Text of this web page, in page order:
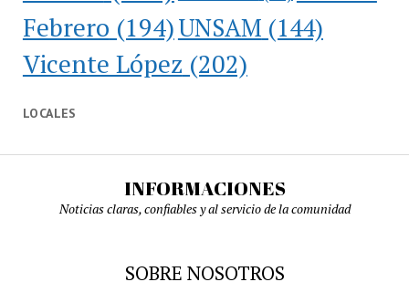
Febrero (194)UNSAM (144)
Vicente López (202)
LOCALES
INFORMACIONES
Noticias claras, confiables y al servicio de la comunidad
SOBRE NOSOTROS